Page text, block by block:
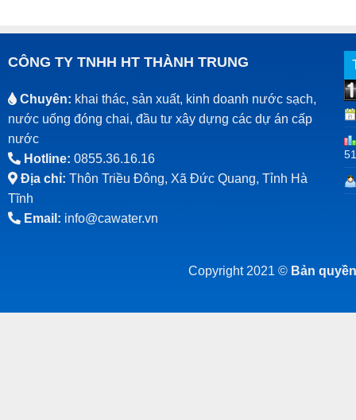
CÔNG TY TNHH HT THÀNH TRUNG
Chuyên: khai thác, sản xuất, kinh doanh nước sạch,
nước uống đóng chai, đầu tư xây dựng các dự án cấp
nước
Hotline: 0855.36.16.16
Địa chỉ: Thôn Triều Đông, Xã Đức Quang, Tỉnh Hà
Tĩnh
Email: info@cawater.vn
Copyright 2021 © Bản